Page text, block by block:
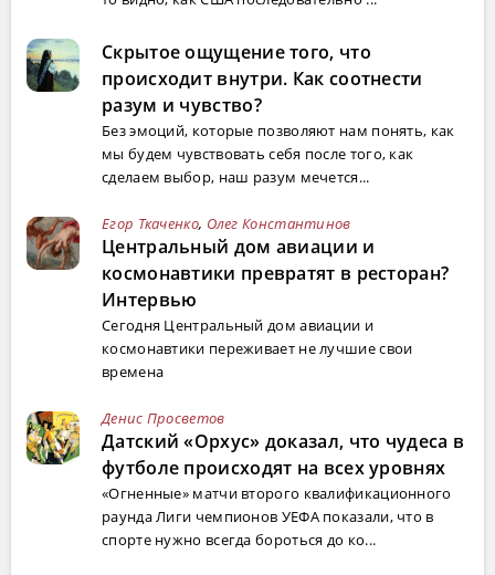
Скрытое ощущение того, что
происходит внутри. Как соотнести
разум и чувство?
Без эмоций, которые позволяют нам понять, как
мы будем чувствовать себя после того, как
сделаем выбор, наш разум мечется...
Егор Ткаченко, Олег Константинов
Центральный дом авиации и
космонавтики превратят в ресторан?
Интервью
Сегодня Центральный дом авиации и
космонавтики переживает не лучшие свои
времена
Денис Просветов
Датский «Орхус» доказал, что чудеса в
футболе происходят на всех уровнях
«Огненные» матчи второго квалификационного
раунда Лиги чемпионов УЕФА показали, что в
спорте нужно всегда бороться до ко...